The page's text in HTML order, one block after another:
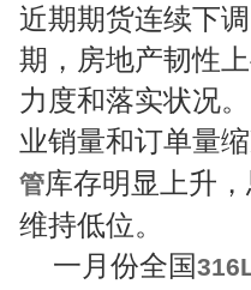
近期期货连续下
期，房地产韧性
力度和落实状况
业销量和订单量
管库存明显上升
维持低位。
一月份全国